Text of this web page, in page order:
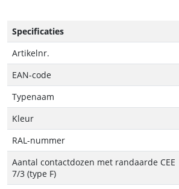
Specificaties
Artikelnr.
EAN-code
Typenaam
Kleur
RAL-nummer
Aantal contactdozen met randaarde CEE
7/3 (type F)